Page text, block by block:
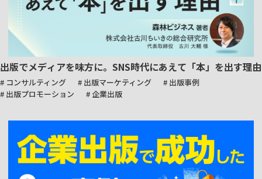
出版でメディアを味方に。SNS時代にあえて「本」を出す理由
# コンサルティング # 出版マーケティング
# 出版事例
# 出版プロモーション
# 企業出版